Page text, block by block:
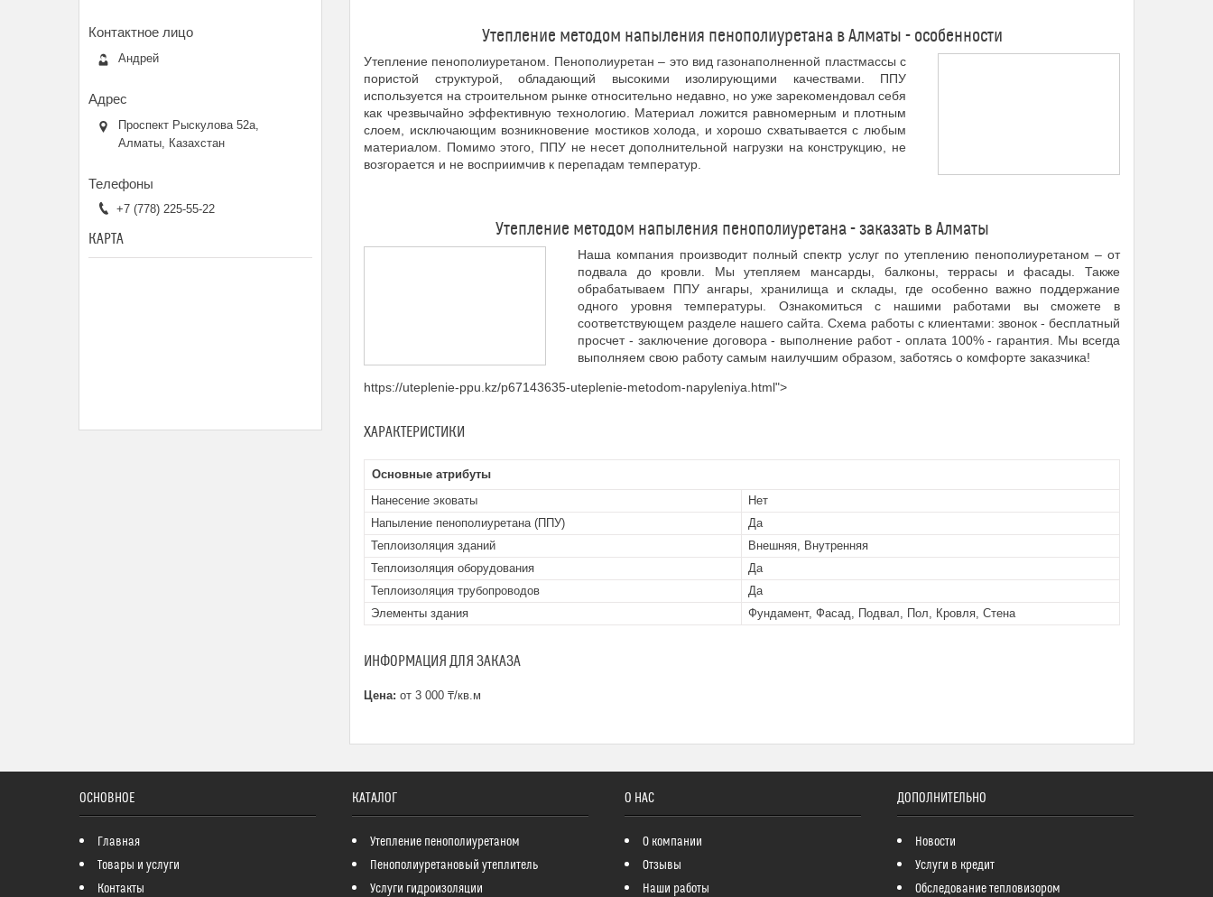
Утепление методом напыления пенополиуретана в Алматы - особенности
Утепление пенополиуретаном. Пенополиуретан – это вид газонаполненной пластмассы с
пористой структурой, обладающий высокими изолирующими качествами. ППУ
используется на строительном рынке относительно недавно, но уже зарекомендовал себя
как чрезвычайно эффективную технологию. Материал ложится равномерным и плотным
слоем, исключающим возникновение мостиков холода, и хорошо схватывается с любым
материалом. Помимо этого, ППУ не несет дополнительной нагрузки на конструкцию, не
возгорается и не восприимчив к перепадам температур.
Утепление методом напыления пенополиуретана - заказать в Алматы
Наша компания производит полный спектр услуг по утеплению пенополиуретаном – от
подвала до кровли. Мы утепляем мансарды, балконы, террасы и фасады. Также
обрабатываем ППУ ангары, хранилища и склады, где особенно важно поддержание
одного уровня температуры. Ознакомиться с нашими работами вы сможете в
соответствующем разделе нашего сайта. Схема работы с клиентами: звонок - бесплатный
просчет - заключение договора - выполнение работ - оплата 100% - гарантия. Мы всегда
выполняем свою работу самым наилучшим образом, заботясь о комфорте заказчика!
https://uteplenie-ppu.kz/p67143635-uteplenie-metodom-napyleniya.html">
ХАРАКТЕРИСТИКИ
Основные атрибуты
Нанесение эковаты
Нет
Напыление пенополиуретана (ППУ)
Да
Теплоизоляция зданий
Внешняя, Внутренняя
Теплоизоляция оборудования
Да
Теплоизоляция трубопроводов
Да
Элементы здания
Фундамент, Фасад, Подвал, Пол, Кровля, Стена
ИНФОРМАЦИЯ ДЛЯ ЗАКАЗА
Цена: от 3 000 ₸/кв.м
Андрей
Проспект Рыскулова 52а,
Алматы, Казахстан
+7 (778) 225-55-22
КАРТА
ОСНОВНОЕ
Главная
Товары и услуги
Контакты
КАТАЛОГ
Утепление пенополиуретаном
Пенополиуретановый утеплитель
Услуги гидроизоляции
О НАС
О компании
Отзывы
Наши работы
ДОПОЛНИТЕЛЬНО
Новости
Услуги в кредит
Обследование тепловизором